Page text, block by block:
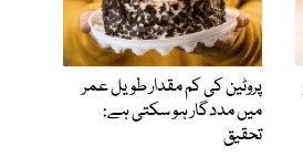
پروٹین کی کم مقدار طویل عمر
میں مددگار ہو سکتی ہے:
تحقیق